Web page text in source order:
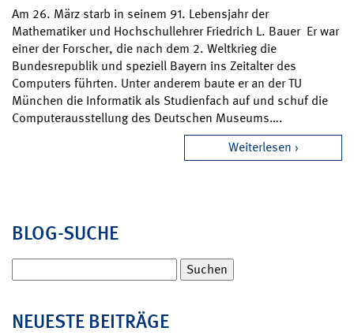
Am 26. März starb in seinem 91. Lebensjahr der
Mathematiker und Hochschullehrer Friedrich L. Bauer Er war
einer der Forscher, die nach dem 2. Weltkrieg die
Bundesrepublik und speziell Bayern ins Zeitalter des
Computers führten. Unter anderem baute er an der TU
München die Informatik als Studienfach auf und schuf die
Computerausstellung des Deutschen Museums….
Weiterlesen
BLOG-SUCHE
nach:
NEUESTE BEITRÄGE